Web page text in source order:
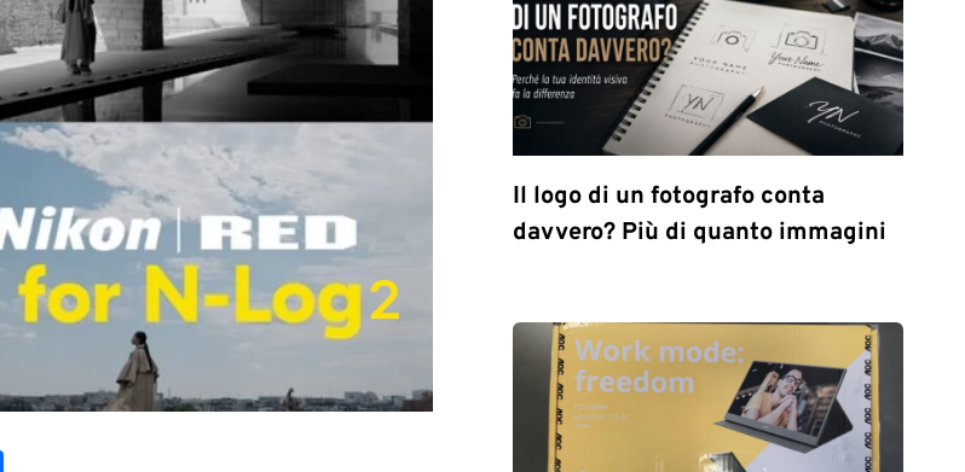
Il logo di un fotografo conta
davvero? Più di quanto immagini